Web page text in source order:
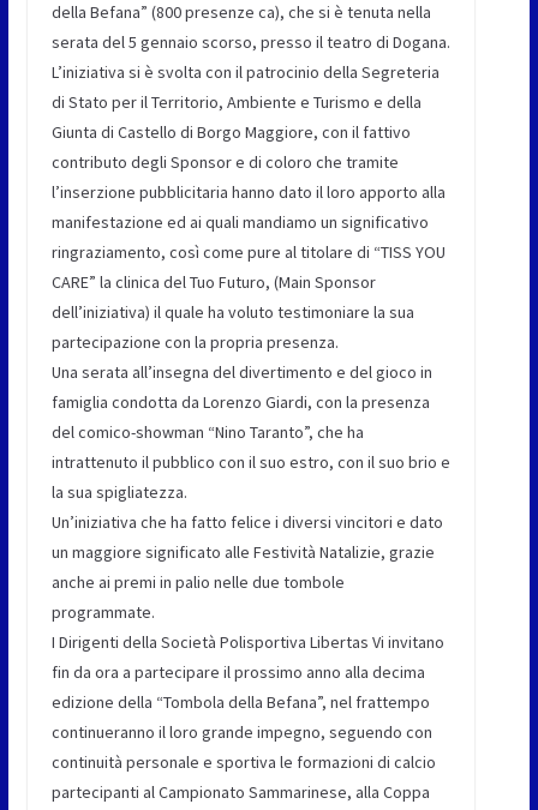
della Befana” (800 presenze ca), che si è tenuta nella
serata del 5 gennaio scorso, presso il teatro di Dogana.
L’iniziativa si è svolta con il patrocinio della Segreteria
di Stato per il Territorio, Ambiente e Turismo e della
Giunta di Castello di Borgo Maggiore, con il fattivo
contributo degli Sponsor e di coloro che tramite
l’inserzione pubblicitaria hanno dato il loro apporto alla
manifestazione ed ai quali mandiamo un significativo
ringraziamento, così come pure al titolare di “TISS YOU
CARE” la clinica del Tuo Futuro, (Main Sponsor
dell’iniziativa) il quale ha voluto testimoniare la sua
partecipazione con la propria presenza.
Una serata all’insegna del divertimento e del gioco in
famiglia condotta da Lorenzo Giardi, con la presenza
del comico-showman “Nino Taranto”, che ha
intrattenuto il pubblico con il suo estro, con il suo brio e
la sua spigliatezza.
Un’iniziativa che ha fatto felice i diversi vincitori e dato
un maggiore significato alle Festività Natalizie, grazie
anche ai premi in palio nelle due tombole
programmate.
I Dirigenti della Società Polisportiva Libertas Vi invitano
fin da ora a partecipare il prossimo anno alla decima
edizione della “Tombola della Befana”, nel frattempo
continueranno il loro grande impegno, seguendo con
continuità personale e sportiva le formazioni di calcio
partecipanti al Campionato Sammarinese, alla Coppa